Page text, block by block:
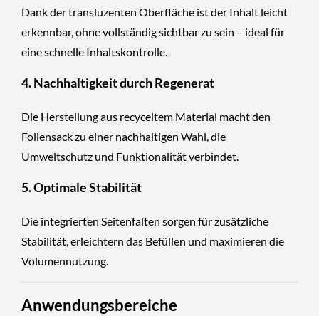
Dank der transluzenten Oberfläche ist der Inhalt leicht
erkennbar, ohne vollständig sichtbar zu sein – ideal für
eine schnelle Inhaltskontrolle.
4.Nachhaltigkeit durch Regenerat
Die Herstellung aus recyceltem Material macht den
Foliensack zu einer nachhaltigen Wahl, die
Umweltschutz und Funktionalität verbindet.
5.Optimale Stabilität
Die integrierten Seitenfalten sorgen für zusätzliche
Stabilität, erleichtern das Befüllen und maximieren die
Volumennutzung.
Anwendungsbereiche